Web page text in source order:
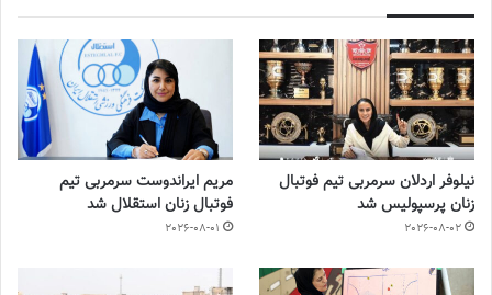
نیلوفر اردلان سرمربی تیم فوتبال
زنان پرسپولیس شد
2026-08-02
مریم ایراندوست سرمربی تیم
فوتبال زنان استقلال شد
2026-08-01